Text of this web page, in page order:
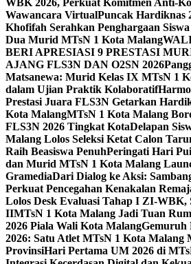
WBK 2026, Perkuat Komitmen Anti-
Wawancara VirtualPuncak Hardiknas
Khofifah Serahkan Penghargaan
Dua Murid MTsN 1 Kota Malang
BERI APRESIASI 9 PRESTASI
AJANG FLS3N DAN O2SN 2026
Matsanewa: Murid Kelas IX MTsN 1
dalam Ujian Praktik Kolaboratif
Prestasi Juara FLS3N Getarkan
Kota MalangMTsN 1 Kota Malang
FLS3N 2026 Tingkat KotaDelapan
Malang Lolos Seleksi Ketat Calon
Raih Beasiswa PenuhPeringati Hari
dan Murid MTsN 1 Kota Malang
GramediaDari Dialog ke Aksi:
Perkuat Pencegahan Kenakalan
Lolos Desk Evaluasi Tahap I ZI-WBK,
IIMTsN 1 Kota Malang Jadi Tuan
2026 Piala Wali Kota MalangGemuruh
2026: Satu Atlet MTsN 1 Kota Malang
ProvinsiHari Pertama UM 2026 di